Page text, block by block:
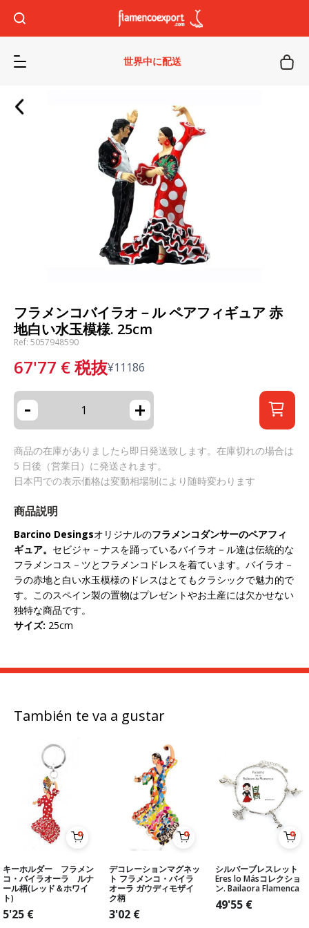
世界中に配送
フラメンコバイラオ－ル ペアフィギュア 赤
地白い水玉模様. 25cm
Ref: 5057948590
67'77 €税抜¥11186
- +
商品の在庫がありましたら即日発送致します。在庫切れの場合は
5 日後（営業日）に発送されます。
日本円での表示価格は変動相場制により随時変わります
商品説明
Barcino Desingsオリジナルのフラメンコダンサーのペアフィ
ギュア。 セビジャ－ナスを踊っているバイラオ－ル達は伝統的な
フラメンコス－ツとフラメンコドレスを着ています。バイラオ－
ラの赤地と白い水玉模様のドレスはとてもクラシックで魅力的で
す。このスペイン製の置物はプレゼントやお土産には欠かせない
独特な商品です。
サイズ: 25cm
También te va a gustar
キーホルダー フラメン
コ・バイラオーラ ルナ
ール柄(レッド＆ホワイ
ト)
5'25 €
デコレーションマグネッ
ト フラメンコ・バイラ
オーラ ガウディモザイ
ク柄
3'02 €
シルバーブレスレット
Eres lo Másコレクショ
ン. Bailaora Flamenca
49'55 €